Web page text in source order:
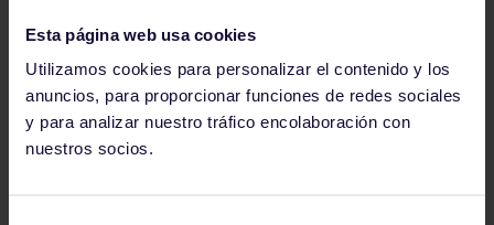
Esta página web usa cookies
Utilizamos cookies para personalizar el contenido y los
anuncios, para proporcionar funciones de redes sociales
y para analizar nuestro tráfico encolaboración con
nuestros socios.
¿Necesitas ideas acerca de adónde ir y qué ver?